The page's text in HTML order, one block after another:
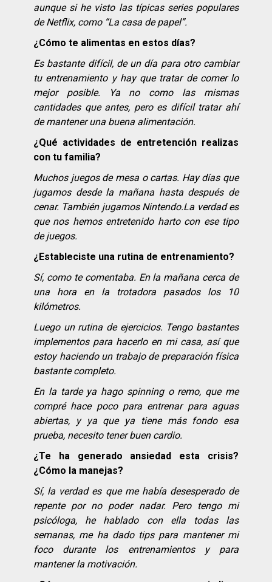
aunque si he visto las típicas series populares
de Netflix, como “La casa de papel”.
¿Cómo te alimentas en estos días?
Es bastante difícil, de un día para otro cambiar
tu entrenamiento y hay que tratar de comer lo
mejor posible. Ya no como las mismas
cantidades que antes, pero es difícil tratar ahí
de mantener una buena alimentación.
¿Qué actividades de entretención realizas
con tu familia?
Muchos juegos de mesa o cartas. Hay días que
jugamos desde la mañana hasta después de
cenar. También jugamos Nintendo.La verdad es
que nos hemos entretenido harto con ese tipo
de juegos.
¿Estableciste una rutina de entrenamiento?
Sí, como te comentaba. En la mañana cerca de
una hora en la trotadora pasados los 10
kilómetros.
Luego un rutina de ejercicios. Tengo bastantes
implementos para hacerlo en mi casa, así que
estoy haciendo un trabajo de preparación física
bastante completo.
En la tarde ya hago spinning o remo, que me
compré hace poco para entrenar para aguas
abiertas, y ya que ya tiene más fondo esa
prueba, necesito tener buen cardio.
¿Te ha generado ansiedad esta crisis?
¿Cómo la manejas?
Sí, la verdad es que me había desesperado de
repente por no poder nadar. Pero tengo mi
psicóloga, he hablado con ella todas las
semanas, me ha dado tips para mantener mi
foco durante los entrenamientos y para
mantener la motivación.